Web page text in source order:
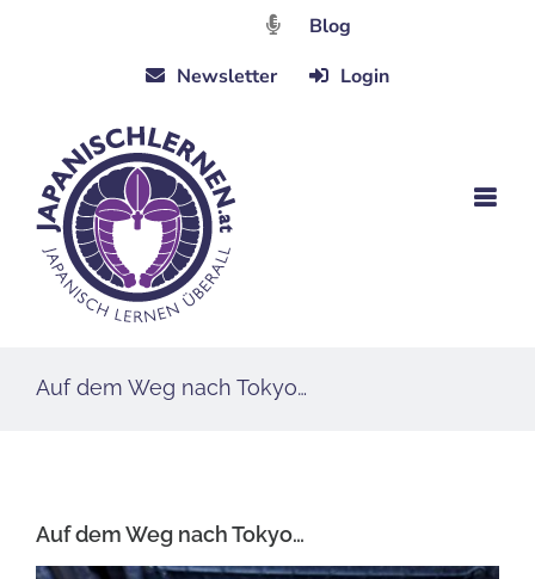
Blog
Newsletter
Login
Auf dem Weg nach Tokyo…
Auf dem Weg nach Tokyo…